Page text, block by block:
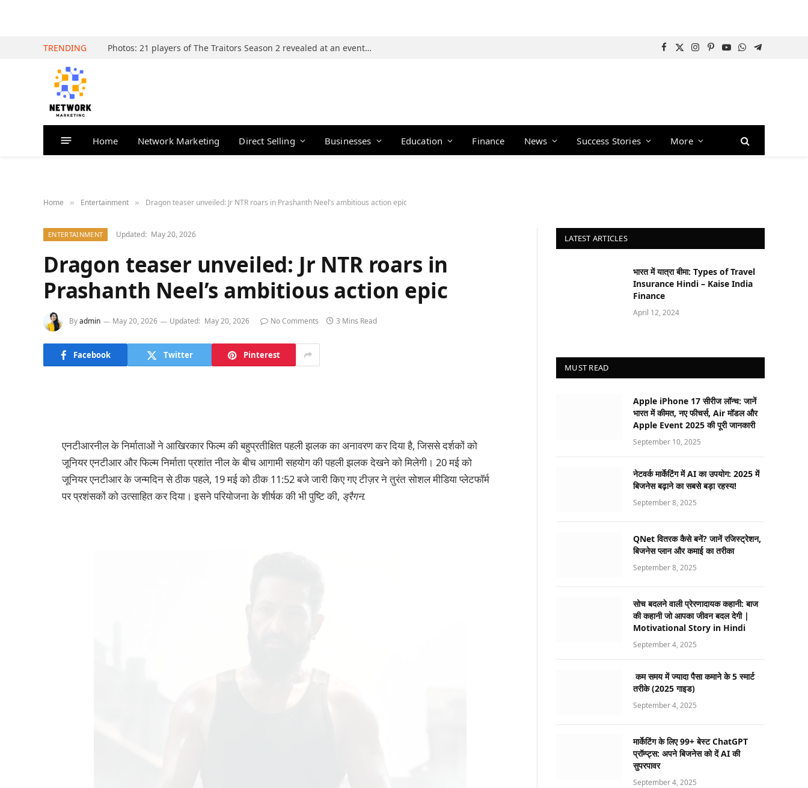
TRENDING Photos: 21 players of The Traitors Season 2 revealed at an event in Mumbai Facebook
X
Instagram
Pinterest
YouTube
WhatsApp
Telegram
Home Network Marketing Direct Selling Businesses Education Finance News Success Stories More
Home » Entertainment » Dragon teaser unveiled: Jr NTR roars in Prashanth Neel’s ambitious action epic
ENTERTAINMENT Updated: May 20, 2026
Dragon teaser unveiled: Jr NTR roars in
Prashanth Neel’s ambitious action epic
Byadmin May 20, 2026 Updated: May 20, 2026 No Comments 3 Mins Read
Facebook Twitter Pinterest
एनटीआरनील के निर्माताओं ने आखिरकार फिल्म की बहुप्रतीक्षित पहली झलक का अनावरण कर दिया है, जिससे दर्शकों को
जूनियर एनटीआर और फिल्म निर्माता प्रशांत नील के बीच आगामी सहयोग की पहली झलक देखने को मिलेगी। 20 मई को
जूनियर एनटीआर के जन्मदिन से ठीक पहले, 19 मई को ठीक 11:52 बजे जारी किए गए टीज़र ने तुरंत सोशल मीडिया प्लेटफॉर्म
पर प्रशंसकों को उत्साहित कर दिया। इसने परियोजना के शीर्षक की भी पुष्टि की, ड्रैगन.
LATEST ARTICLES
भारत में यात्रा बीमा: Types of Travel
Insurance Hindi – Kaise India
Finance
April 12, 2024
MUST READ
Apple iPhone 17 सीरीज लॉन्च: जानें
भारत में कीमत, नए फीचर्स, Air मॉडल और
Apple Event 2025 की पूरी जानकारी
September 10, 2025
नेटवर्क मार्केटिंग में AI का उपयोग: 2025 में
बिजनेस बढ़ाने का सबसे बड़ा रहस्य!
September 8, 2025
QNet वितरक कैसे बनें? जानें रजिस्ट्रेशन,
बिजनेस प्लान और कमाई का तरीका
September 8, 2025
सोच बदलने वाली प्रेरणादायक कहानी: बाज
की कहानी जो आपका जीवन बदल देगी |
Motivational Story in Hindi
September 4, 2025
कम समय में ज्यादा पैसा कमाने के 5 स्मार्ट
तरीके (2025 गाइड)
September 4, 2025
मार्केटिंग के लिए 99+ बेस्ट ChatGPT
प्रॉम्प्ट्स: अपने बिजनेस को दें AI की
सुपरपावर
September 4, 2025